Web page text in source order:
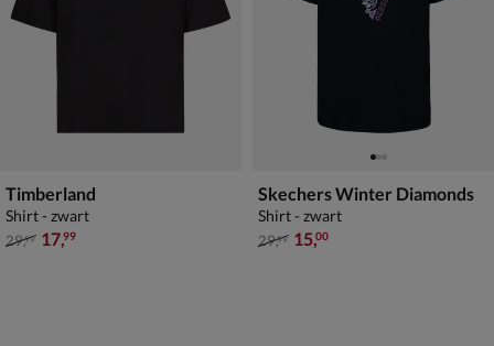
Timberland
Shirt - zwart
van € 29,99 voor € 17,99
29,99 17,99
Skechers Winter Diamonds
Shirt - zwart
van € 29,99 voor € 15,00
29,99 15,00